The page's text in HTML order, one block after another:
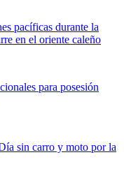
pacíficas durante la
en el oriente caleño
para posesión
sin carro y moto por la